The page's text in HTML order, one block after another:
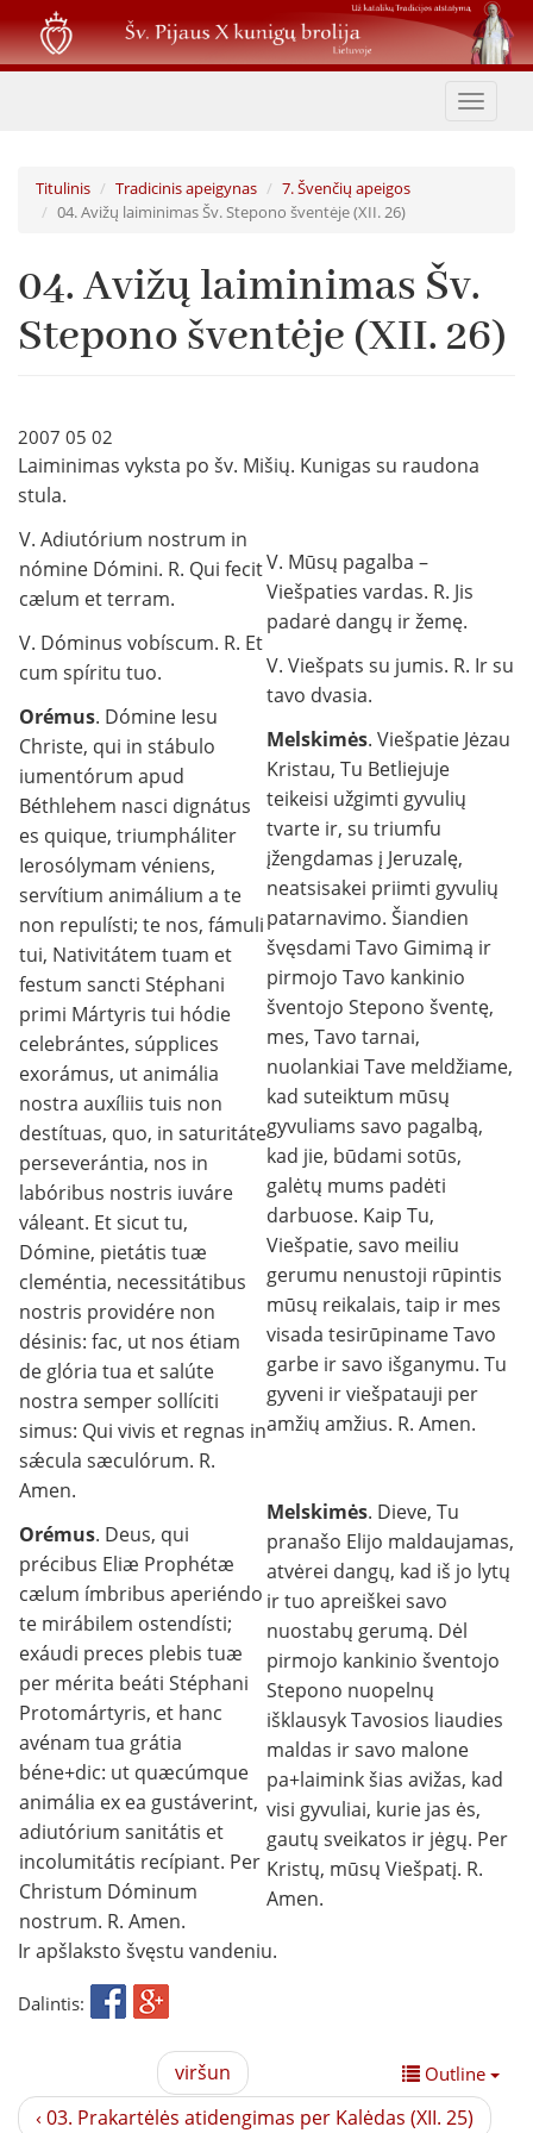
Pereiti
į
pagrindinį
Toggle
Titulinis Tradicinis apeigynas
7. Švenčių apeigos
04. Avižų laiminimas Šv. Stepono šventėje (XII. 26)
04. Avižų laiminimas Šv.
Stepono šventėje (XII. 26)
2007 05 02
Laiminimas vyksta po šv. Mišių. Kunigas su raudona
stula.
V. Adiutórium nostrum in
nómine Dómini. R. Qui fecit
cælum et terram.
V. Dóminus vobíscum. R. Et
cum spíritu tuo.
Orémus. Dómine Iesu
Christe, qui in stábulo
iumentórum apud
Béthlehem nasci dignátus
es quique, triumpháliter
Ierosólymam véniens,
servítium animálium a te
non repulísti; te nos, fámuli
tui, Nativitátem tuam et
festum sancti Stéphani
primi Mártyris tui hódie
celebrántes, súpplices
exorámus, ut animália
nostra auxíliis tuis non
destítuas, quo, in saturitáte
perseverántia, nos in
labóribus nostris iuváre
váleant. Et sicut tu,
Dómine, pietátis tuæ
cleméntia, necessitátibus
nostris providére non
désinis: fac, ut nos étiam
de glória tua et salúte
nostra semper sollíciti
simus: Qui vivis et regnas in
sǽcula sæculórum. R.
Amen.
Orémus. Deus, qui
précibus Eliæ Prophétæ
cælum ímbribus aperiéndo
te mirábilem ostendísti;
exáudi preces plebis tuæ
per mérita beáti Stéphani
Protomártyris, et hanc
avénam tua grátia
béne+dic: ut quæcúmque
animália ex ea gustáverint,
adiutórium sanitátis et
incolumitátis recípiant. Per
Christum Dóminum
nostrum. R. Amen.
V. Mūsų pagalba –
Viešpaties vardas. R. Jis
padarė dangų ir žemę.
V. Viešpats su jumis. R. Ir su
tavo dvasia.
Melskimės. Viešpatie Jėzau
Kristau, Tu Betliejuje
teikeisi užgimti gyvulių
tvarte ir, su triumfu
įžengdamas į Jeruzalę,
neatsisakei priimti gyvulių
patarnavimo. Šiandien
švęsdami Tavo Gimimą ir
pirmojo Tavo kankinio
šventojo Stepono šventę,
mes, Tavo tarnai,
nuolankiai Tave meldžiame,
kad suteiktum mūsų
gyvuliams savo pagalbą,
kad jie, būdami sotūs,
galėtų mums padėti
darbuose. Kaip Tu,
Viešpatie, savo meiliu
gerumu nenustoji rūpintis
mūsų reikalais, taip ir mes
visada tesirūpiname Tavo
garbe ir savo išganymu. Tu
gyveni ir viešpatauji per
amžių amžius. R. Amen.
Melskimės. Dieve, Tu
pranašo Elijo maldaujamas,
atvėrei dangų, kad iš jo lytų
ir tuo apreiškei savo
nuostabų gerumą. Dėl
pirmojo kankinio šventojo
Stepono nuopelnų
išklausyk Tavosios liaudies
maldas ir savo malone
pa+laimink šias avižas, kad
visi gyvuliai, kurie jas ės,
gautų sveikatos ir jėgų. Per
Kristų, mūsų Viešpatį. R.
Amen.
Ir apšlaksto švęstu vandeniu.
Dalintis:
Outline
‹ 03. Prakartėlės atidengimas per Kalėdas (XII. 25)
viršun